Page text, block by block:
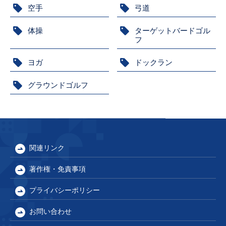
空手 弓道
体操
ターゲットバードゴル
フ
ヨガ ドックラン
グラウンドゴルフ
関連リンク
著作権・免責事項
プライバシーポリシー
お問い合わせ